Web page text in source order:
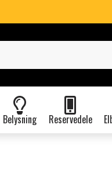
Belysning Reservedele